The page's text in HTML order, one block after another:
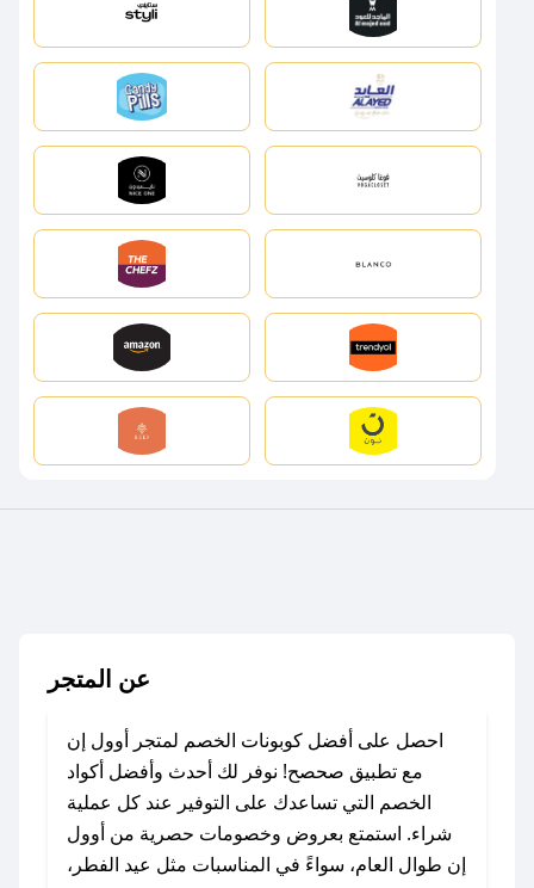
عن المتجر
احصل على أفضل كوبونات الخصم لمتجر أوول إن
مع تطبيق صحصح! نوفر لك أحدث وأفضل أكواد
الخصم التي تساعدك على التوفير عند كل عملية
شراء. استمتع بعروض وخصومات حصرية من أوول
إن طوال العام، سواءً في المناسبات مثل عيد الفطر،